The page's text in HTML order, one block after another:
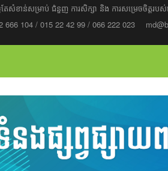
ធតែ​សំខាន់​សម្រាប់​ ជំនួញ​ ការសិក្សា​ ​និង ការ​សម្រេច​ចិត្ត​
666 104 / 015 22 42 99 / 066 222 023